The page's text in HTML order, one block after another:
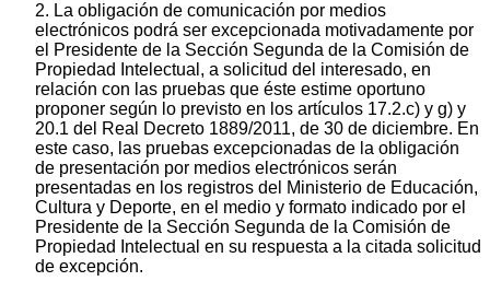
2. La obligación de comunicación por medios
electrónicos podrá ser excepcionada motivadamente por
el Presidente de la Sección Segunda de la Comisión de
Propiedad Intelectual, a solicitud del interesado, en
relación con las pruebas que éste estime oportuno
proponer según lo previsto en los artículos 17.2.c) y g) y
20.1 del Real Decreto 1889/2011, de 30 de diciembre. En
este caso, las pruebas excepcionadas de la obligación
de presentación por medios electrónicos serán
presentadas en los registros del Ministerio de Educación,
Cultura y Deporte, en el medio y formato indicado por el
Presidente de la Sección Segunda de la Comisión de
Propiedad Intelectual en su respuesta a la citada solicitud
de excepción.